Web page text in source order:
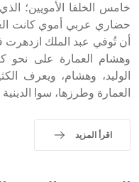
حيث تقتصر القيمة الصوتية
خامس الخلفا الأمويين؛
حضاري عربي أموي كانت
أن تُوفي عبد الملك ازدهرت
وهشام العمارة على نحو
الوليد، وهشام، ويعرف
العمارة وطرزها، سوا الدينية
اقرأ المزيد